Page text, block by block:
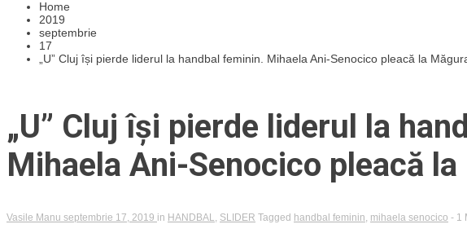
Home
2019
septembrie
17
„U” Cluj își pierde liderul la handbal feminin. Mihaela Ani-Senocico pleacă la
„U” Cluj își pierde liderul la
Mihaela Ani-Senocico pleacă
Vasile Manu septembrie 17, 2019 in HANDBAL SLIDER Tagged handbal feminin mihaela senocico - 1